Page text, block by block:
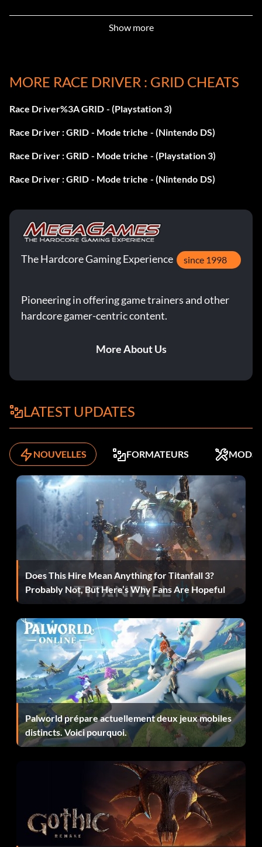
Inscrivez le code P47203845.
Disable Opponents:
file "aivehicleconfig ". If you start a race, the opponents stay
before removing so you can restore the game's original
functionality.
Show more
MORE RACE DRIVER : GRID CHEATS
Race Driver%3A GRID - (Playstation 3)
Race Driver : GRID - Mode triche - (Nintendo DS)
Race Driver : GRID - Mode triche - (Playstation 3)
Race Driver : GRID - Mode triche - (Nintendo DS)
The Hardcore Gaming Experience since 1998
Pioneering in offering game trainers and other
hardcore gamer-centric content.
More About Us
LATEST UPDATES
NOUVELLES FORMATEURS MODS
Does This Hire Mean Anything for Titanfall 3?
Probably Not, But Here’s Why Fans Are Hopeful
Palworld prépare actuellement deux jeux mobiles
distincts. Voici pourquoi.